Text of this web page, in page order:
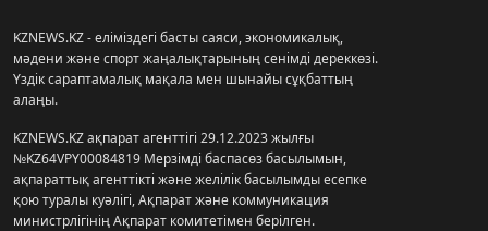
KZNEWS.KZ - еліміздегі басты саяси, экономикалық,
мәдени және спорт жаңалықтарының сенімді дереккөзі.
Үздік сараптамалық мақала мен шынайы сұқбаттың
алаңы.
KZNEWS.KZ ақпарат агенттігі 29.12.2023 жылғы
№KZ64VPY00084819 Мерзімді баспасөз басылымын,
ақпараттық агенттікті және желілік басылымды есепке
қою туралы куәлігі, Ақпарат және коммуникация
министрлігінің Ақпарат комитетімен берілген.